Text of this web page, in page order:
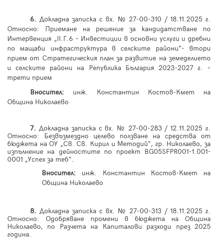
6. Докладна записка с вх. № 27-00-310 / 18.11.2025 г.
Относно: Приемане на решение за кандидатстване по
Интервенция „II.Г.6 – Инвестиции в основни услуги и дребни
по мащаби инфраструктура в селските райони“- втори
прием от Стратегическия план за развитие на земеделието
и селските райони на Република България 2023-2027 г. –
трети прием
Вносител: инж.
Константин Костов-Кмет на
Община Николаево
7. Докладна записка с вх. № 27-00-283 / 12.11.2025 г.
Относно: Безвъзмездно целево ползване на средства от
бюджета на ОУ „Св. Св. Кирил и Методий“, гр. Николаево, за
изпълнение на дейностите по проект BG05SFPR001-1.001-
0001 „Успех за теб“.
Вносител: инж.
Константин Костов-Кмет на
Община Николаево
8. Докладна записка с вх. № 27-00-313 / 18.11.2025 г.
Относно: Одобряване промени в бюджета на Община
Николаево, по Разчета на Капиталови разходи през 2025
година.